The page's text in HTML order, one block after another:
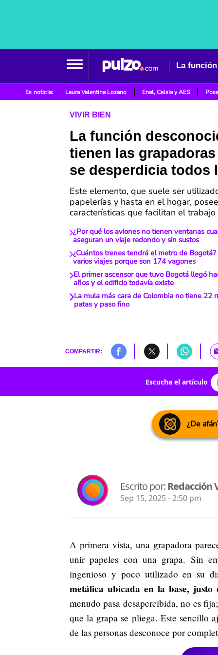
La
Es noticia: Laura Valentina Lozano Enel, Celsia y AES
VIVIR BIEN
La función
tienen las
se desperdicia todos
Este elemento, que suele ser
papelerías y hasta en el hogar, posee
características que facilitan el
¿Por qué los aviones no tienen ventanas
aseguran un viaje redondo y sin sustos
¿Cuántos trenes tendrá el metro de
varios viajes porque son 174 vagones
El primer ascensor que tuvo Bogotá llegó
años y el edificio todavía existe
La mula más cara de Colombia no tiene 22
patas y paso fino
COMPARTIR:
Escucha el artículo
¿De
Escrito por:Redacción
Sep 15, 2025 - 2:50 pm
A primera vista, una grapadora
unir papeles con una grapa. Sin
ingenioso y poco utilizado en su
metálica ubicada en la base,
menudo pasa desapercibida, no es
que la grapa se pliega. Este sencillo
de las personas desconoce por